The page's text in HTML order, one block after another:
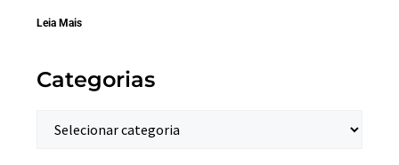
Leia Mais
Categorias